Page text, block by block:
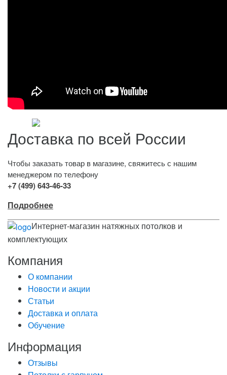
Доставка по всей России
Чтобы заказать товар в магазине, свяжитесь с нашим
менеджером по телефону
+7 (499) 643-46-33
Подробнее
Интернет-магазин натяжных потолков и
комплектующих
Компания
О компании
Новости и акции
Статьи
Доставка и оплата
Обучение
Информация
Отзывы